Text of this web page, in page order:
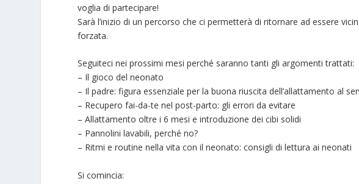
voglia di partecipare!
Sarà l’inizio di un percorso che ci permetterà di ritornare ad essere
forzata.
Seguiteci nei prossimi mesi perché saranno tanti gli argomenti trattati:
– Il gioco del neonato
– Il padre: figura essenziale per la buona riuscita dell’allattamento al
– Recupero fai-da-te nel post-parto: gli errori da evitare
– Allattamento oltre i 6 mesi e introduzione dei cibi solidi
– Pannolini lavabili, perché no?
– Ritmi e routine nella vita con il neonato: consigli di lettura ai neonati
Si comincia: